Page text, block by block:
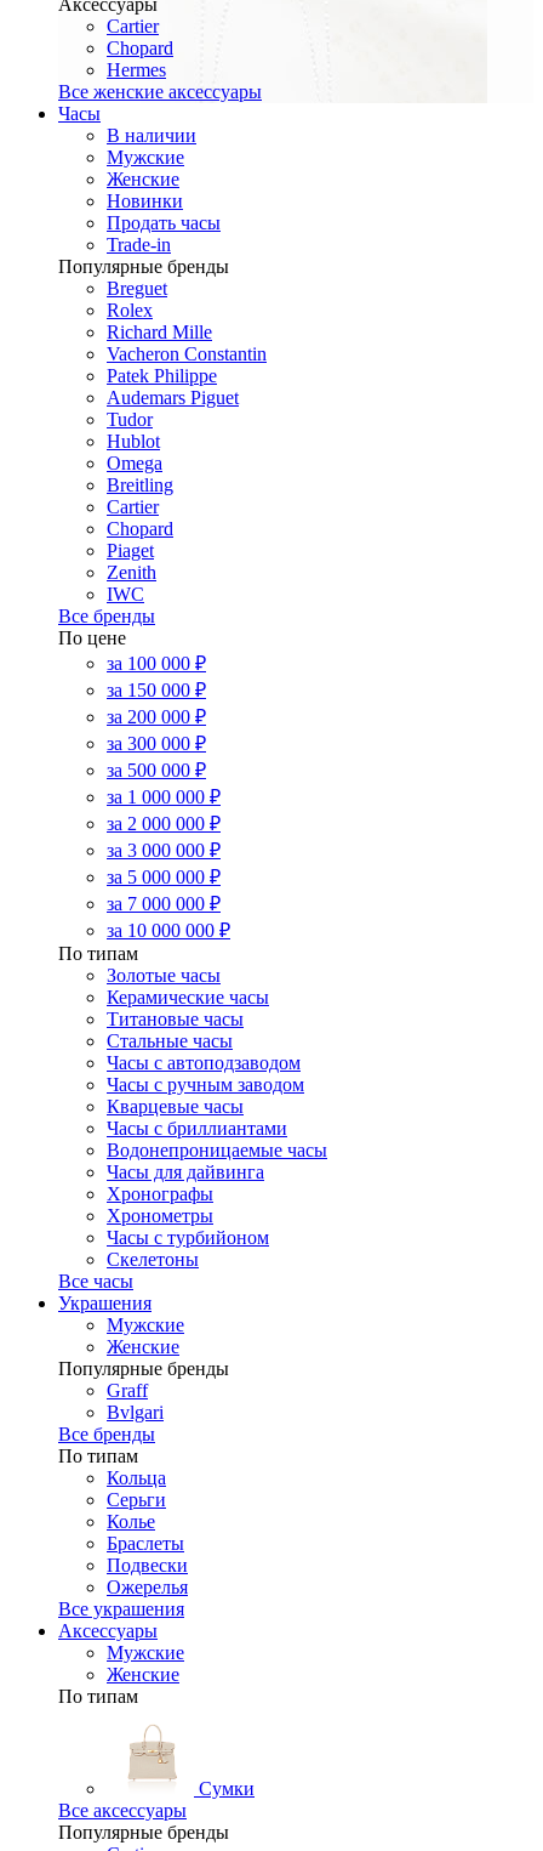
Аксессуары
Cartier
Chopard
Hermes
Все женские аксессуары
Часы
В наличии
Мужские
Женские
Новинки
Продать часы
Trade-in
Популярные бренды
Breguet
Rolex
Richard Mille
Vacheron Constantin
Patek Philippe
Audemars Piguet
Tudor
Hublot
Omega
Breitling
Cartier
Chopard
Piaget
Zenith
IWC
Все бренды
По цене
за 100 000 ₽
за 150 000 ₽
за 200 000 ₽
за 300 000 ₽
за 500 000 ₽
за 1 000 000 ₽
за 2 000 000 ₽
за 3 000 000 ₽
за 5 000 000 ₽
за 7 000 000 ₽
за 10 000 000 ₽
По типам
Золотые часы
Керамические часы
Титановые часы
Стальные часы
Часы с автоподзаводом
Часы с ручным заводом
Кварцевые часы
Часы с бриллиантами
Водонепроницаемые часы
Часы для дайвинга
Хронографы
Хронометры
Часы с турбийоном
Скелетоны
Все часы
Украшения
Мужские
Женские
Популярные бренды
Graff
Bvlgari
Все бренды
По типам
Кольца
Серьги
Колье
Браслеты
Подвески
Ожерелья
Все украшения
Аксессуары
Мужские
Женские
По типам
Сумки
Все аксессуары
Популярные бренды